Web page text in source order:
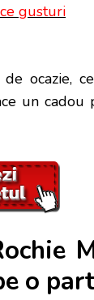
gusturi
de ocazie,
un cadou
o